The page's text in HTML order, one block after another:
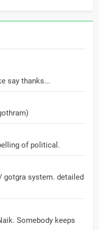
say thanks...
of political.
gotgra system. detailed
Somebody keeps